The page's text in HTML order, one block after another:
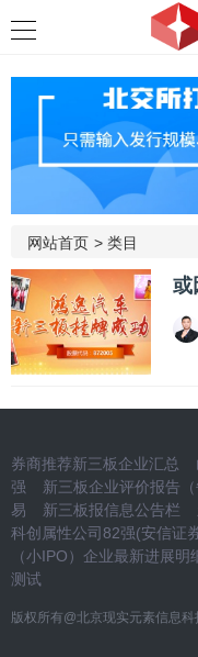
网站首页 > 类目
券商推荐新三板企业汇总
强
新三板企业评价报告（
易
新三板报信息公告栏
科创属性公司82强(安信证
（小IPO）企业最新进展明
测试
版权所有@北京现实元素信息